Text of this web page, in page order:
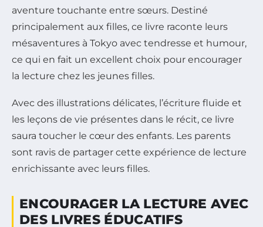
aventure touchante entre sœurs. Destiné
principalement aux filles, ce livre raconte leurs
mésaventures à Tokyo avec tendresse et humour,
ce qui en fait un excellent choix pour encourager
la lecture chez les jeunes filles.
Avec des illustrations délicates, l’écriture fluide et
les leçons de vie présentes dans le récit, ce livre
saura toucher le cœur des enfants. Les parents
sont ravis de partager cette expérience de lecture
enrichissante avec leurs filles.
ENCOURAGER LA LECTURE AVEC
DES LIVRES ÉDUCATIFS